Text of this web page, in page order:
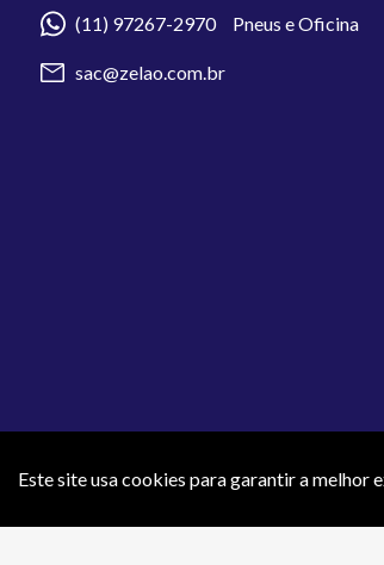
Este site usa cookies para garantir a melhor
(11) 97267-2970 Pneus e Oficina
sac@zelao.com.br